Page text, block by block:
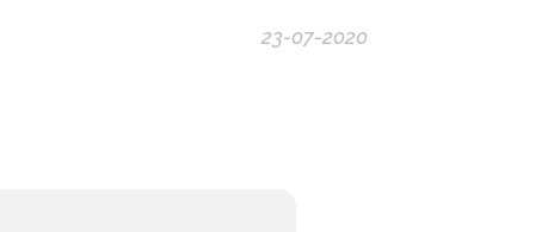
23-07-2020